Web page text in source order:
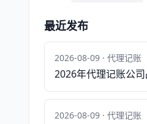
最近发布
2026-08-09 · 代理记账
2026年代理记账公
2026-08-09 · 代理记账